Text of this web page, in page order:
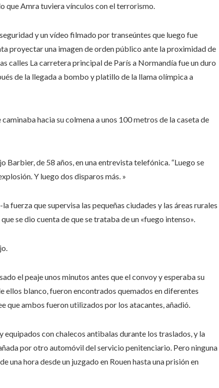
que Amra tuviera vínculos con el terrorismo.
y un vídeo filmado por transeúntes que luego fue
proyectar una imagen de orden público ante la proximidad de
calles La carretera principal de París a Normandía fue un duro
de la llegada a bombo y platillo de la llama olímpica a
hacia su colmena a unos 100 metros de la caseta de
Barbier, de 58 años, en una entrevista telefónica. “Luego se
Y luego dos disparos más. »
fuerza que supervisa las pequeñas ciudades y las áreas rurales
se dio cuenta de que se trataba de un «fuego intenso».
el peaje unos minutos antes que el convoy y esperaba su
ellos blanco, fueron encontrados quemados en diferentes
que ambos fueron utilizados por los atacantes, añadió.
con chalecos antibalas durante los traslados, y la
por otro automóvil del servicio penitenciario. Pero ninguna
una hora desde un juzgado en Rouen hasta una prisión en